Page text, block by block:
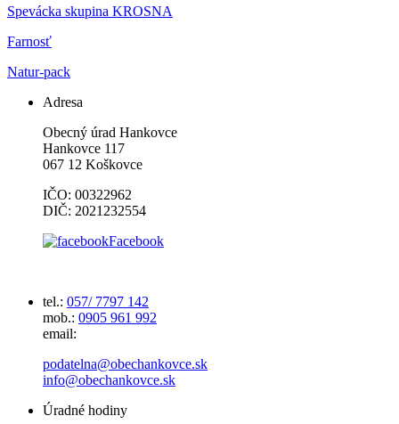
Spevácka skupina KROSNA
Farnosť
Natur-pack
Adresa
Obecný úrad Hankovce
Hankovce 117
067 12 Koškovce
IČO: 00322962
DIČ: 2021232554
Facebook
tel.: 057/ 7797 142
mob.: 0905 961 992
email:
podatelna@obechankovce.sk
info@obechankovce.sk
Úradné hodiny